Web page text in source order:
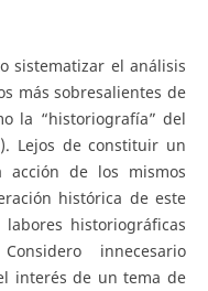
sistematizar el análisis
más sobresalientes de
la “historiografía” del
Lejos de constituir un
de los mismos
histórica de este
historiográficas
innecesario
interés de un tema de